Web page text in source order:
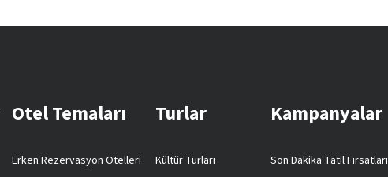
Otel Temaları
Erken Rezervasyon Otelleri
Turlar
Kültür Turları
Kampanyalar
Son Dakika Tatil Fırsatları